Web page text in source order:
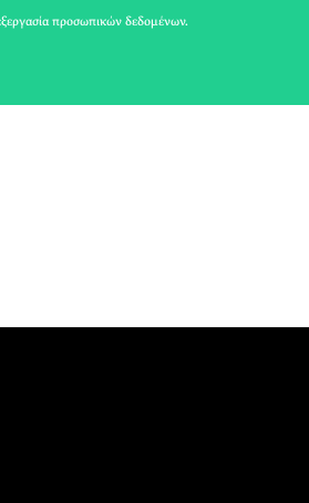
προσωπικών δεδομένων.